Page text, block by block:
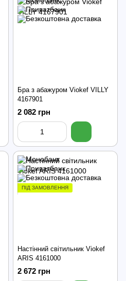
Бра з абажуром Viokef VILLY
4167901
2 082 грн
ПІД ЗАМОВЛЕННЯ
Настінний світильник Viokef
ARIS 4161000
2 672 грн